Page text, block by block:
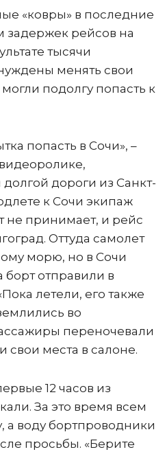
«ковры» в последние
задержек рейсов на
тысячи
менять свои
подолгу попасть к
попасть в Сочи», –
дороги из Санкт-
к Сочи экипаж
не принимает, и рейс
Оттуда самолет
морю, но в Сочи
борт отправили в
летели, его также
во
переночевали
свои места в салоне.
12 часов из
За это время всем
а воду бортпроводники
просьбы. «Берите